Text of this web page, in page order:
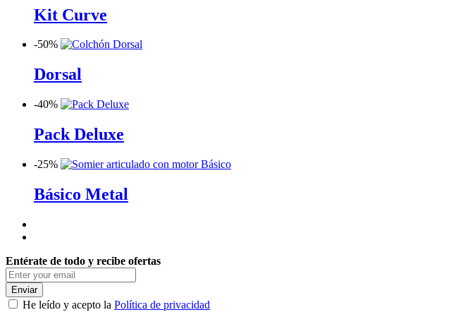
Kit Curve
-50%
Dorsal
-40%
Pack Deluxe
-25%
Básico Metal
Entérate de todo y recibe ofertas
Enviar
He leído y acepto la Política de privacidad